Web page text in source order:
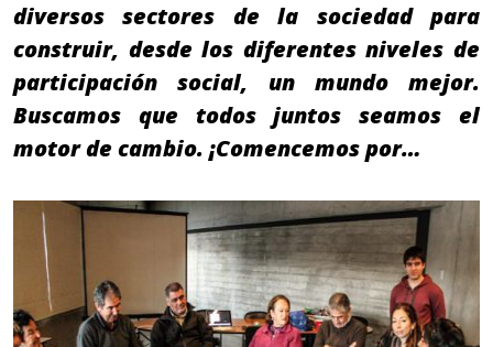
diversos sectores de la sociedad para
construir, desde los diferentes niveles de
participación social, un mundo mejor.
Buscamos que todos juntos seamos el
motor de cambio. ¡Comencemos por…